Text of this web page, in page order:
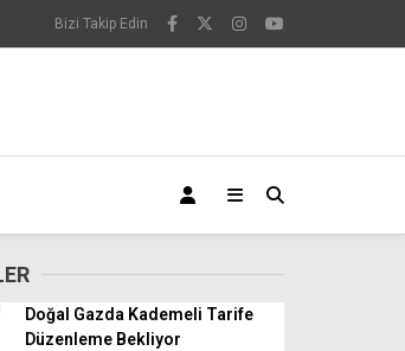
Bizi Takip Edin
Doğal Gazda Kademeli Tarife
Düzenleme Bekliyor